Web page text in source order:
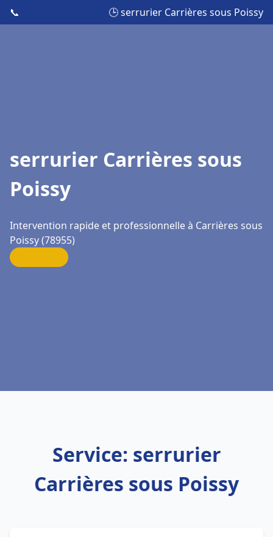
📞 🕒 serrurier Carrières sous Poissy
serrurier Carrières sous
Poissy
Intervention rapide et professionnelle à Carrières sous
Poissy (78955)
Service: serrurier
Carrières sous Poissy